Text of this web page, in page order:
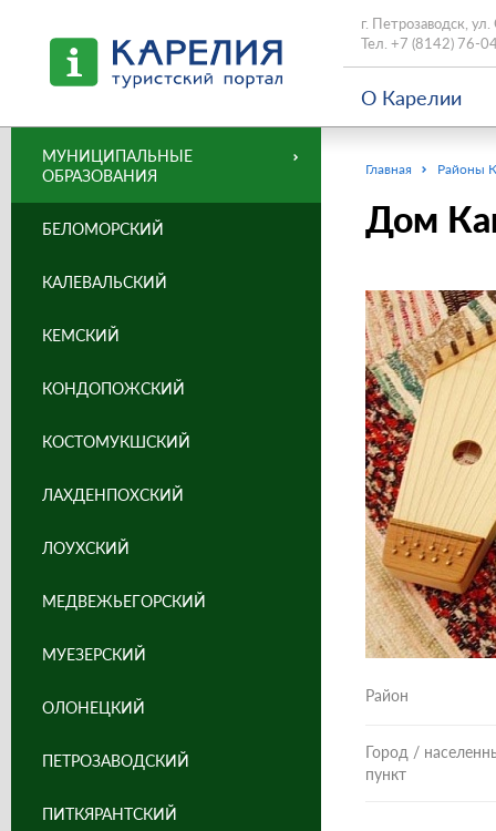
г. Петрозаводск,
Тел. +7 (8142) 76-
О Карелии
Главная Районы
Дом
Район
Город /
пункт
МУНИЦИПАЛЬНЫЕ
ОБРАЗОВАНИЯ
БЕЛОМОРСКИЙ
КАЛЕВАЛЬСКИЙ
КЕМСКИЙ
КОНДОПОЖСКИЙ
КОСТОМУКШСКИЙ
ЛАХДЕНПОХСКИЙ
ЛОУХСКИЙ
МЕДВЕЖЬЕГОРСКИЙ
МУЕЗЕРСКИЙ
ОЛОНЕЦКИЙ
ПЕТРОЗАВОДСКИЙ
ПИТКЯРАНТСКИЙ